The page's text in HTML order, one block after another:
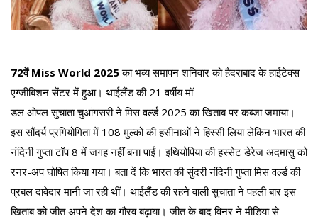
72वें Miss World 2025का भव्य समापन शनिवार को हैदराबाद के हाईटेक्स
एग्जीबिशन सेंटर में हुआ। थाईलैंड की 21 वर्षीय मॉ
डल ओपल सुचाता चुआंगसरी ने मिस वर्ल्ड 2025 का खिताब पर कब्जा जमाया।
इस सौंदर्य प्रगियोगिता में 108 मुल्कों की हसीनाओं ने हिस्सी लिया लेकिन भारत की
नंदिनी गुप्ता टॉप 8 में जगह नहीं बना पाईं। इथियोपिया की हस्सेट डेरेज अदमासु को
रनर-अप घोषित किया गया। बता दें कि भारत की सुंदरी नंदिनी गुप्ता मिस वर्ल्ड की
प्रबल दावेदार मानी जा रही थीं। थाईलैंड की रहने वाली सुचाता ने पहली बार इस
खिताब को जीत अपने देश का गौरव बढ़ाया। जीत के बाद विनर ने मीडिया से